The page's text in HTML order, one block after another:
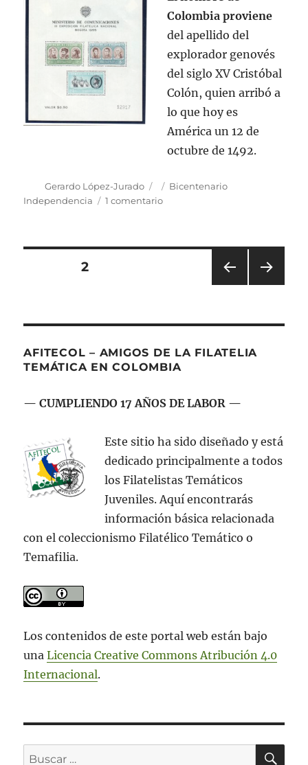
Colombia proviene
del apellido del
explorador genovés
del siglo XV Cristóbal
Colón, quien arribó a
lo que hoy es
América un 12 de
octubre de 1492.
Autor
Gerardo López-Jurado
Publicado
el
Categorías
Bicentenario
Independencia
1 comentarioen
Navegación
entradas
ERIO
R
PÁGINA2
NA
AFITECOL – AMIGOS DE LA FILATELIA
TEMÁTICA EN COLOMBIA
— CUMPLIENDO 17 AÑOS DE LABOR —
Este sitio ha sido diseñado y está
dedicado principalmente a todos
los Filatelistas Temáticos
Juveniles. Aquí encontrarás
información básica relacionada
con el coleccionismo Filatélico Temático o
Temafilia.
Los contenidos de este portal web están bajo
unaLicencia Creative Commons Atribución 4.0
Internacional.
Buscar